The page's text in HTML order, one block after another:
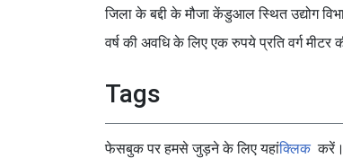
जिला के बद्दी के मौजा केंडुआल स्थित उद्योग
वर्ष की अवधि के लिए एक रुपये प्रति वर्ग
Tags
फेसबुक पर हमसे जुड़ने के लिए यहांक्लिककरें।